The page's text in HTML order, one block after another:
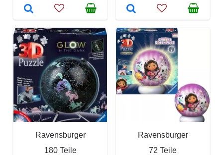
Ravensburger
180 Teile
Ravensburger
72 Teile